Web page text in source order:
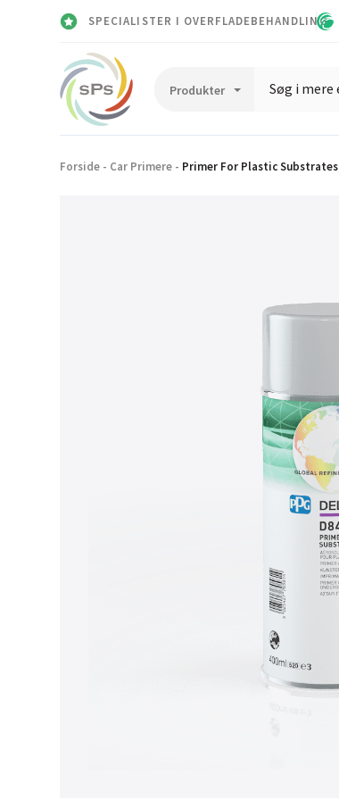
SPECIALISTER I OVERFLADEBEHANDLING
Forside - Car Primere - Primer For Plastic Substrates